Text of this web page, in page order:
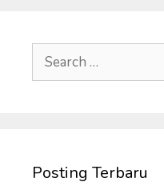
Search
for:
Posting Terbaru